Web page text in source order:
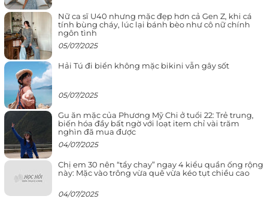
Nữ ca sĩ U40 nhưng mặc đẹp hơn cả Gen Z, khi cá
tính bùng cháy, lúc lại bánh bèo như cô nữ chính
ngôn tình
05/07/2025
Hải Tú đi biển không mặc bikini vẫn gây sốt
05/07/2025
Gu ăn mặc của Phương Mỹ Chi ở tuổi 22: Trẻ trung,
biến hóa đầy bất ngờ với loạt item chỉ vài trăm
nghìn đã mua được
04/07/2025
Chị em 30 nên “tẩy chay” ngay 4 kiểu quần ống rộng
này: Mặc vào trông vừa quê vừa kéo tụt chiều cao
04/07/2025